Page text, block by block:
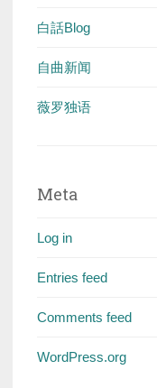
白話Blog
自曲新闻
薇罗独语
Meta
Log in
Entries feed
Comments feed
WordPress.org